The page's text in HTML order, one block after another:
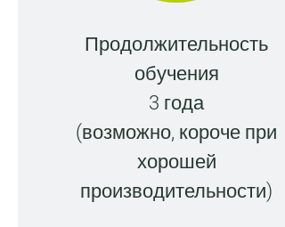
Продолжительность
обучения
3 года
(возможно, короче при
хорошей
производительности)